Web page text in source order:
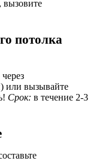
вызовите
потолка
или вызывайте
Срок: в течение 2-3